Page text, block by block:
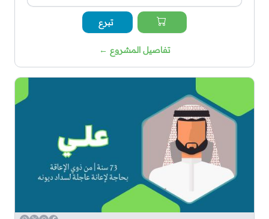
تبرع
تفاصيل المشروع ←